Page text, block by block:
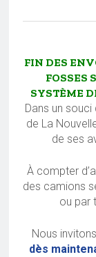
FIN DES
FOSSES
SYSTÈME
Dans un
de La
de ses
À compter
des camions
ou par
Nous
dès